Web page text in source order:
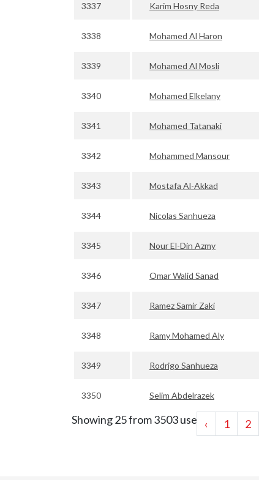
3337 Karim Hosny Reda
3338 Mohamed Al Haron
3339 Mohamed Al Mosli
3340 Mohamed Elkelany
3341 Mohamed Tatanaki
3342 Mohammed Mansour
3343 Mostafa Al-Akkad
3344 Nicolas Sanhueza
3345 Nour El-Din Azmy
3346 Omar Walid Sanad
3347 Ramez Samir Zaki
3348 Ramy Mohamed Aly
3349 Rodrigo Sanhueza
3350 Selim Abdelrazek
Showing 25 from 3503 users‹ 1 2